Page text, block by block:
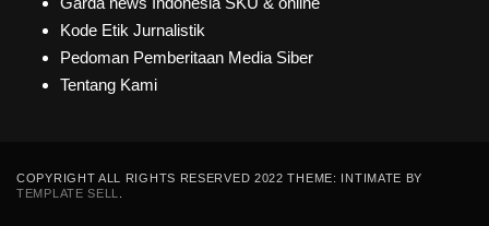
Kode Etik Jurnalistik
Pedoman Pemberitaan Media Siber
Tentang Kami
COPYRIGHT ALL RIGHTS RESERVED 2022 THEME: INTIMATE BY
TEMPLATE SELL